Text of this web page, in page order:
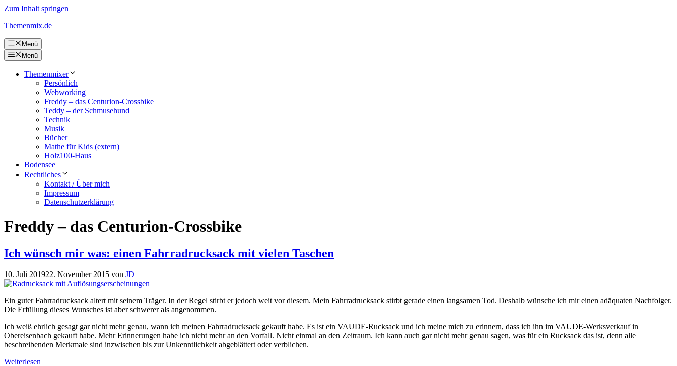
Zum Inhalt springen
Themenmix.de
Menü
Menü
Themenmixer
Persönlich
Webworking
Freddy – das Centurion-Crossbike
Teddy – der Schmusehund
Technik
Musik
Bücher
Mathe für Kids (extern)
Holz100-Haus
Bodensee
Rechtliches
Kontakt / Über mich
Impressum
Datenschutzerklärung
Freddy – das Centurion-Crossbike
Ich wünsch mir was: einen Fahrradrucksack mit vielen Taschen
10. Juli 201922. November 2015 von JD
Ein guter Fahrradrucksack altert mit seinem Träger. In der Regel stirbt er jedoch weit vor diesem. Mein Fahrradrucksack stirbt gerade einen langsamen Tod. Deshalb wünsche ich mir einen adäquaten Nachfolger.
Die Erfüllung dieses Wunsches ist aber schwerer als angenommen.
Ich weiß ehrlich gesagt gar nicht mehr genau, wann ich meinen Fahrradrucksack gekauft habe. Es ist ein VAUDE-Rucksack und ich meine mich zu erinnern, dass ich ihn im VAUDE-Werksverkauf in
Obereisenbach gekauft habe. Mehr Erinnerungen habe ich nicht mehr an den Vorfall. Nicht einmal an den Zeitraum. Ich kann auch gar nicht mehr genau sagen, was für ein Rucksack das ist, denn alle
beschreibenden Merkmale sind inzwischen bis zur Unkenntlichkeit abgeblättert oder verblichen.
Weiterlesen